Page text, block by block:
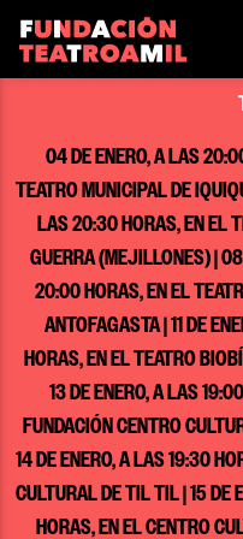
04 DE ENERO, A LAS
TEATRO MUNICIPAL DE
LAS 20:30 HORAS, EN EL
GUERRA (MEJILLONES) |
20:00 HORAS, EN EL
ANTOFAGASTA | 11 DE
HORAS, EN EL TEATRO
13 DE ENERO, A LAS
FUNDACIÓN CENTRO
14 DE ENERO, A LAS 19:30
CULTURAL DE TIL TIL | 15 DE
HORAS, EN EL CENTRO